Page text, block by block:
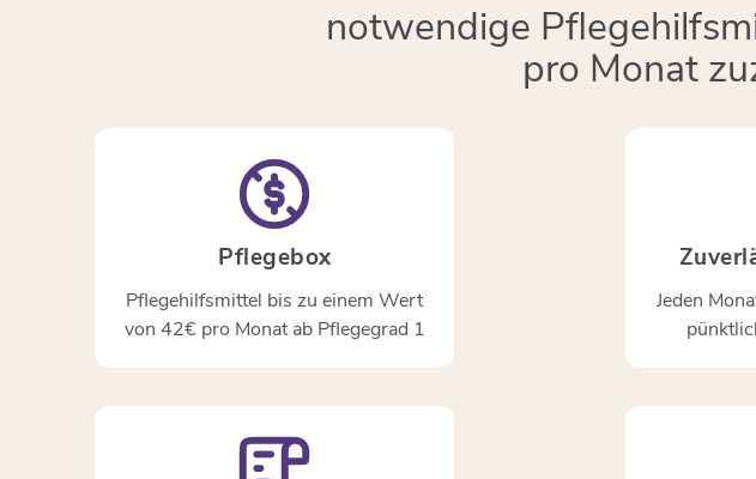
notwendige
pro Monat
Pflegebox
Pflegehilfsmittel bis zu einem Wert
von 42€ pro Monat ab Pflegegrad 1
Jeden